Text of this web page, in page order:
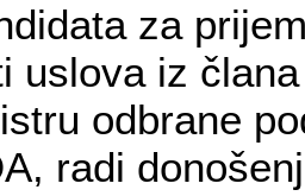
za
uslova iz
odbrane
radi